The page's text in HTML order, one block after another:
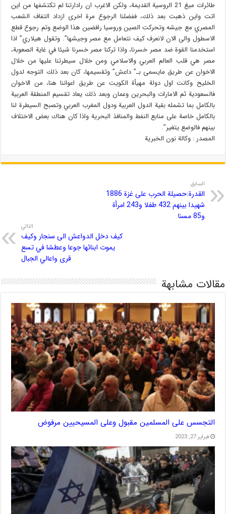
طائرات ميغ 21 الروسية القديمة، ولکن الاغرب ان رادارتنا لم تکتشفها من اين
اتت واين ذهبت بعد ذلك، ففضلنا الرجوع مرة اخرى ازداد التفاف الشعب
المصري مع جيشه وتحرکت الصين وروسيا رافضين هذا الوضع وتم رجوع قطع
الاسطول والى الان لانعرف کيف نتعامل مع مصر وجيشها”. وتقول هيلاري” اذا
استخدمنا القوة ضد مصر خسرنا، واذا ترکنا مصر خسرنا شيئا في غاية الصعوبة،
مصر هي قلب العالم العربي والاسلامي ومن خلال سيطرتنا عليها من خلال
الاخوان عن طريق مايسمى بـ” داعش” وتقسيمها، کان بعد ذلك التوجه لدول
الخليح وکانت اول دولة مهيأة الکويت عن طريق اعواننا هنا، من الاخوان
فالسعودية ثم الامارات والبحرين وعمان وبعد ذلك يعاد تقسيم المنطقة العربية
بالکامل بما تشمله بقية الدول العربية ودول المغرب العربي وتصبح السيطرة لنا
بالکامل خاصة على منابع النفط والمنافذ البحرية واذا کان هناك بعض الاختلاف
بينهم فالوضع يتغير”.
المصدر : وکالة نون الخبریة
السابق
القدرة:حصيلة الحرب على غزة 1886
شهيدا بينهم 432 طفلا و243 امرأة
و85 مسنا
التالي
كيف دخل الدواعش الى سنجار وكيف
يموت ابنائها جوعا وعطشا في تسع
قرى واعالي الجبال
مقالات مشابهة
التجسس على المسلمين مقبول وعلى المسيحيين مرفوض
فبراير 27, 2023